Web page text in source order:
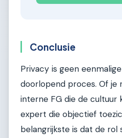
Conclusie
Privacy is geen
doorlopend proces. Of je
interne FG die de cultuur
expert die objectief
belangrijkste is dat de rol